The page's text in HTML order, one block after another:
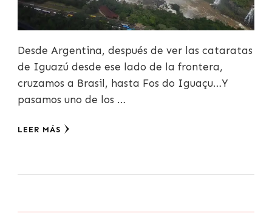
Desde Argentina, después de ver las cataratas
de Iguazú desde ese lado de la frontera,
cruzamos a Brasil, hasta Fos do Iguaçu…Y
pasamos uno de los …
LEER MÁS